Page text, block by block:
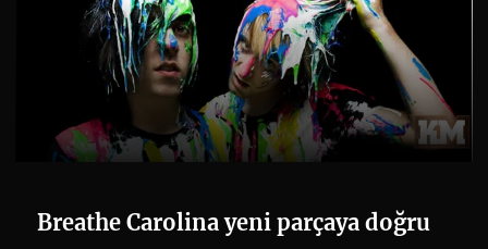
Breathe Carolina yeni parçaya doğru